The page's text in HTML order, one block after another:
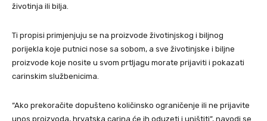
životinja ili bilja.
Ti propisi primjenjuju se na proizvode životinjskog i biljnog
porijekla koje putnici nose sa sobom, a sve životinjske i biljne
proizvode koje nosite u svom prtljagu morate prijaviti i pokazati
carinskim službenicima.
“Ako prekoračite dopušteno količinsko ograničenje ili ne prijavite
unos proizvoda, hrvatska carina će ih oduzeti i uništiti”, navodi se